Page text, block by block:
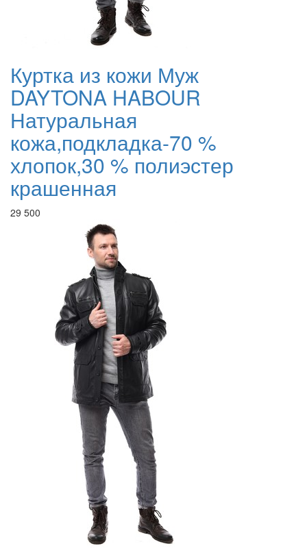
Куртка из кожи Муж
DAYTONA HABOUR
Натуральная
кожа,подкладка-70 %
хлопок,30 % полиэстер
крашенная
29 500